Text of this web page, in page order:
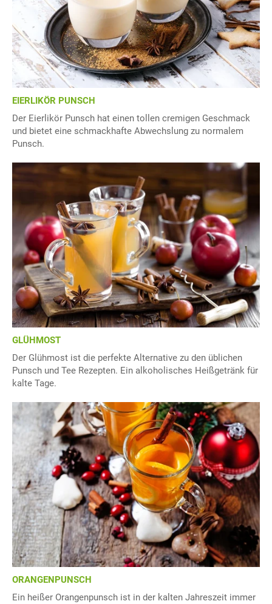
EIERLIKÖR PUNSCH
Der Eierlikör Punsch hat einen tollen cremigen Geschmack
und bietet eine schmackhafte Abwechslung zu normalem
Punsch.
GLÜHMOST
Der Glühmost ist die perfekte Alternative zu den üblichen
Punsch und Tee Rezepten. Ein alkoholisches Heißgetränk für
kalte Tage.
ORANGENPUNSCH
Ein heißer Orangenpunsch ist in der kalten Jahreszeit immer